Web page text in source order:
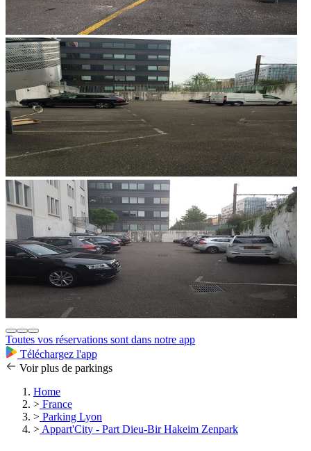
Toutes vos réservations sont dans notre app
Téléchargez l'app
Voir plus de parkings
Home
> France
> Parking Lyon
> Appart'City - Part Dieu-Bir Hakeim Zenpark